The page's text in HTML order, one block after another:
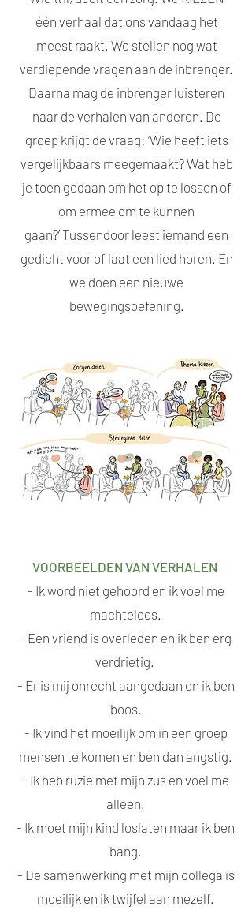
één verhaal dat ons vandaag het
meest raakt. We stellen nog wat
verdiepende vragen aan de inbrenger.
Daarna mag de inbrenger luisteren
naar de verhalen van anderen. De
groep krijgt de vraag: ‘Wie heeft iets
vergelijkbaars meegemaakt? Wat heb
je toen gedaan om het op te lossen of
om ermee om te kunnen
gaan?’ Tussendoor leest iemand een
gedicht voor of laat een lied horen. En
we doen een nieuwe
bewegingsoefening.
VOORBEELDEN VAN VERHALEN
- Ik word niet gehoord en ik voel me
machteloos.
- Een vriend is overleden en ik ben erg
verdrietig.
- Er is mij onrecht aangedaan en ik ben
boos.
- Ik vind het moeilijk om in een groep
mensen te komen en ben dan angstig.
- Ik heb ruzie met mijn zus en voel me
alleen.
- Ik moet mijn kind loslaten maar ik ben
bang.
- De samenwerking met mijn collega is
moeilijk en ik twijfel aan mezelf.